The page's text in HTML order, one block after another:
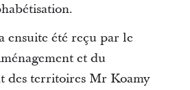
ensuite été reçu par le
et du
des territoires Mr Koamy